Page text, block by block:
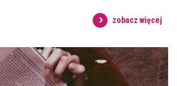
zobacz więcej